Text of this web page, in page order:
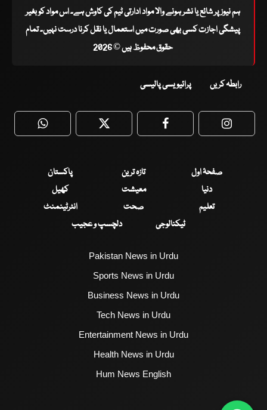
ہم نیوز پر شائع یا نشر ہونے والا مواد ادارتی ٹیم کی کاوش ہے۔ اس مواد کو بغیر
پیشگی اجازت کسی بھی صورت میں استعمال یا نقل کرنا درست نہیں۔ تمام
حقوق محفوظ ہیں © 2026
رابطہ کریں پرائیویسی پالیسی
WhatsApp Twitter Facebook
صفحۂ اول تازہ ترین
پاکستان
دنیا
معیشت
کھیل
تعلیم
صحت
انٹرٹینمنٹ
ٹیکنالوجی
دلچسپ و عجیب
Pakistan News in Urdu
Sports News in Urdu
Business News in Urdu
Tech News in Urdu
Entertainment News in Urdu
Health News in Urdu
Hum News English